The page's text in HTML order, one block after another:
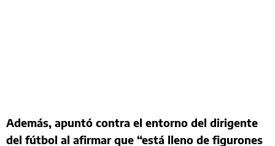
Además, apuntó contra el entorno del dirigente
del fútbol al afirmar que “está lleno de figurones